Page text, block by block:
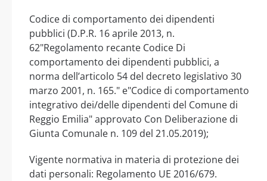
Codice di comportamento dei dipendenti
pubblici (D.P.R. 16 aprile 2013, n.
62"Regolamento recante Codice Di
comportamento dei dipendenti pubblici, a
norma dell’articolo 54 del decreto legislativo 30
marzo 2001, n. 165." e"Codice di comportamento
integrativo dei/delle dipendenti del Comune di
Reggio Emilia" approvato Con Deliberazione di
Giunta Comunale n. 109 del 21.05.2019);
Vigente normativa in materia di protezione dei
dati personali: Regolamento UE 2016/679.